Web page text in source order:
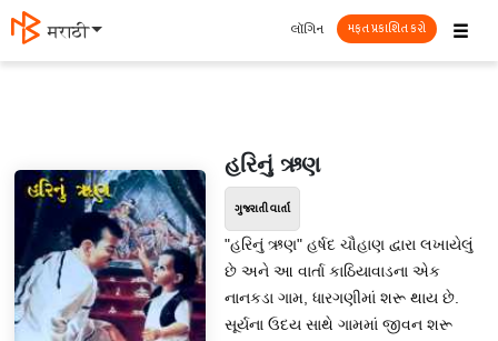
मराठी ☰
લૉગિન મફત પ્રકાશિત કરો
હરિનું ઋણ
ગુજરાતી વાર્તા
"હરિનું ઋણ" હર્ષદ ચૌહાણ દ્વારા લખાયેલું
છે અને આ વાર્તા કાઠિયાવાડના એક
નાનકડા ગામ, ધારગણીમાં શરૂ થાય છે.
સૂર્યના ઉદય સાથે ગામમાં જીવન શરૂ